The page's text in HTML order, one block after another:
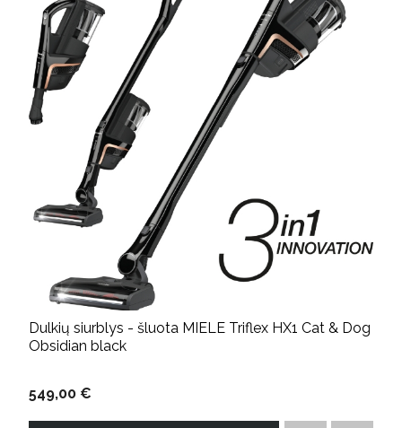
Dulkių siurblys - šluota MIELE Triflex HX1 Cat & Dog
Obsidian black
549,00 €